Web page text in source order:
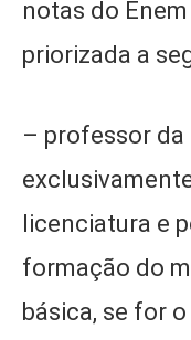
notas do
priorizada a
– professor da
licenciatura e
formação do
básica, se for